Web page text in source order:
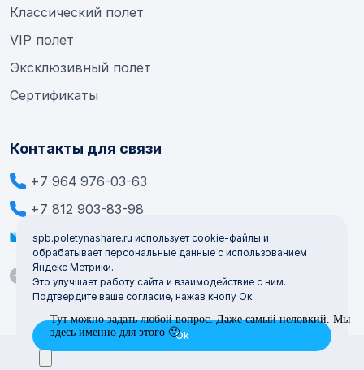
spb.poletynashare.ru использует cookie-файлы и
обрабатывает персональные данные с использованием
Яндекс Метрики.
Это улучшает работу сайта и взаимодействие с ним.
Подтвердите ваше согласие, нажав кнопу Ок.
Классический полет
VIP полет
Эксклюзивный полет
Сертификаты
Контакты для связи
+7 964 976-03-63
+7 812 903-83-98
info@poletynashare.ru